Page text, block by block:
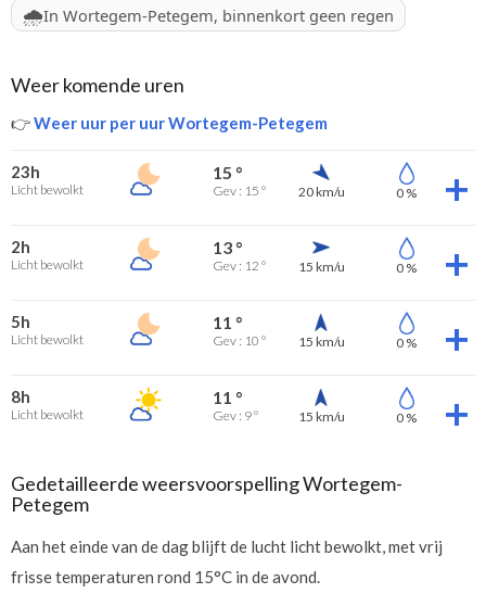
🌧️In Wortegem-Petegem, binnenkort geen regen
Weer komende uren
👉Weer uur per uur Wortegem-Petegem
23h
Licht bewolkt
15 °
Gev : 15 ° 20 km/u 0 %
2h
Licht bewolkt
13 °
Gev : 12 ° 15 km/u 0 %
5h
Licht bewolkt
11 °
Gev : 10 ° 15 km/u 0 %
8h
Licht bewolkt
11 °
Gev : 9 ° 15 km/u 0 %
Gedetailleerde weersvoorspelling Wortegem-
Petegem
Aan het einde van de dag blijft de lucht licht bewolkt, met vrij
frisse temperaturen rond 15°C in de avond.